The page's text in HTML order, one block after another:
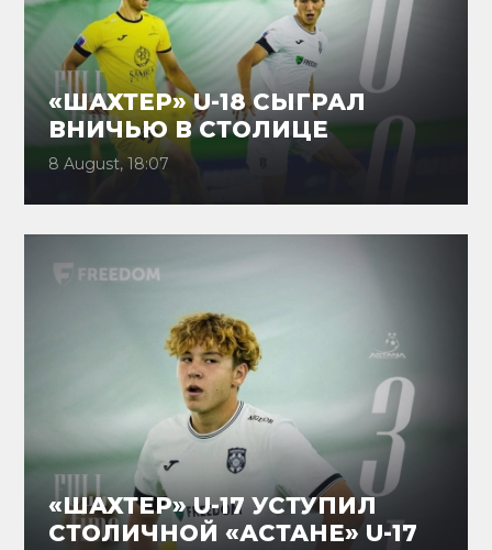
«ШАХТЕР» U-18 СЫГРАЛ
ВНИЧЬЮ В СТОЛИЦЕ
8 August, 18:07
«ШАХТЕР» U-17 УСТУПИЛ
СТОЛИЧНОЙ «АСТАНЕ» U-17